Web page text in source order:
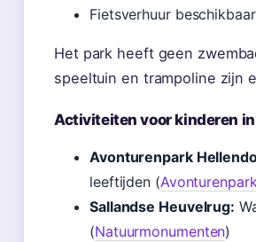
Fietsverhuur
Het park heeft geen
speeltuin en trampoline zijn
Activiteiten voor kinderen
Avonturenpark
leeftijden (
Sallandse Heuvelrug:
(Natuurmonumenten)